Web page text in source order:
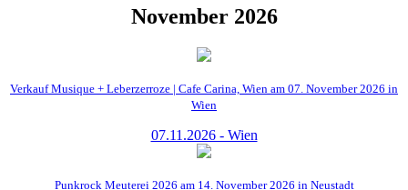
November 2026
Verkauf Musique + Leberzerroze | Cafe Carina, Wien am 07. November 2026 in
Wien
07.11.2026 - Wien
Punkrock Meuterei 2026 am 14. November 2026 in Neustadt